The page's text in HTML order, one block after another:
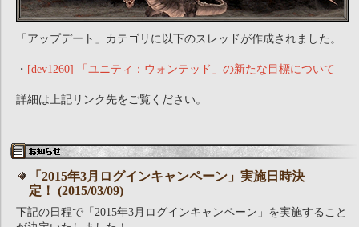
「アップデート」カテゴリに以下のスレッドが作成されました。
・ [dev1260] 「ユニティ：ウォンテッド」の新たな目標について
詳細は上記リンク先をご覧ください。
「2015年3月ログインキャンペーン」実施日時決
定！ (2015/03/09)
下記の日程で「2015年3月ログインキャンペーン」を実施すること